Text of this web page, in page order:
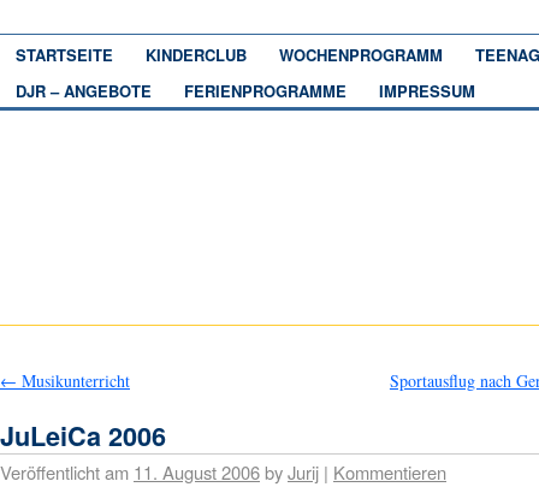
STARTSEITE KINDERCLUB WOCHENPROGRAMM
DJR – ANGEBOTE
FERIENPROGRAMME IMPRESSUM
← Musikunterricht Sportausflug nach
JuLeiCa 2006
Veröffentlicht am 11. August 2006byJurij | Kommentieren